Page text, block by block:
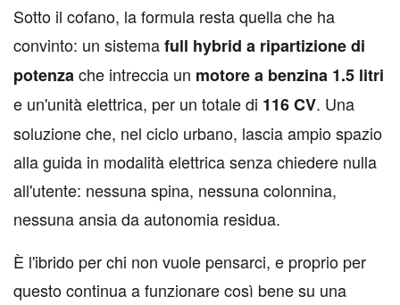
Sotto il cofano, la formula resta quella che ha
convinto: un sistemafull hybrid a ripartizione di
potenzache intreccia un motore a benzina 1.5 litri
e un'unità elettrica, per un totale di 116 CV. Una
soluzione che, nel ciclo urbano, lascia ampio spazio
alla guida in modalità elettrica senza chiedere nulla
all'utente: nessuna spina, nessuna colonnina,
nessuna ansia da autonomia residua.
È l'ibrido per chi non vuole pensarci, e proprio per
questo continua a funzionare così bene su una